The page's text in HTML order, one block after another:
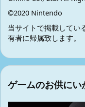
©2020 Nintendo
当サイトで掲載してい
有者に帰属致します。
ゲームのお供にい